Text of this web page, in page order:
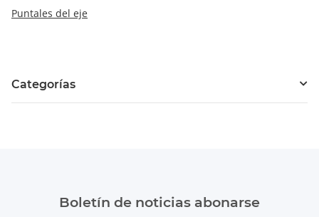
Puntales del eje
Categorías
Boletín de noticias abonarse